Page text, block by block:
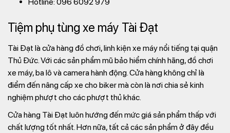
Tiệm phụ tùng xe máy Tài Đạt
Tài Đạt là cửa hàng đồ chơi, linh kiện xe máy nổi tiếng tại quận
Thủ Đức. Với các sản phẩm mũ bảo hiểm chính hãng, đồ chơi
xe máy, ba lô và camera hành động. Cửa hàng không chỉ là
điểm đến nâng cấp xe cho biker mà còn là nơi chia sẻ kinh
nghiệm phượt cho các phượt thủ khác.
Cửa hàng Tài Đạt luôn hướng đến mức giá sản phẩm thấp với
chất lượng tốt nhất. Hơn nữa, tất cả các sản phẩm ở đây đều